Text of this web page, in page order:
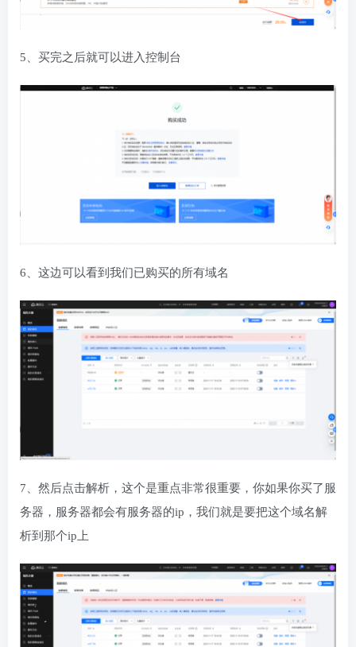
5、买完之后就可以进入控制台
6、这边可以看到我们已购买的所有域名
7、然后点击解析，这个是重点非常很重要，你如果你买了服
务器，服务器都会有服务器的ip，我们就是要把这个域名解
析到那个ip上